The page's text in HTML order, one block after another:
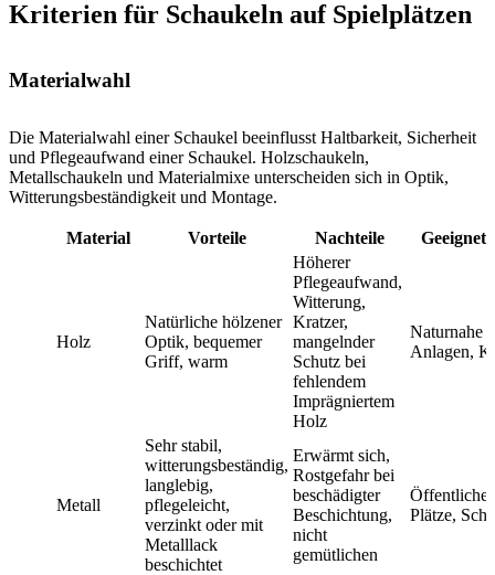
Kriterien für Schaukeln auf Spielplätzen
Materialwahl
Die Materialwahl einer Schaukel beeinflusst Haltbarkeit, Sicherheit
und Pflegeaufwand einer Schaukel. Holzschaukeln,
Metallschaukeln und Materialmixe unterscheiden sich in Optik,
Witterungsbeständigkeit und Montage.
Material Vorteile Nachteile Geeignet
Holz
Natürliche hölzener
Optik, bequemer
Griff, warm
Höherer
Pflegeaufwand,
Witterung,
Kratzer,
mangelnder
Schutz bei
fehlendem
Imprägniertem
Holz
Naturnahe
Anlagen,
Metall
Sehr stabil,
witterungsbeständig,
langlebig,
pflegeleicht,
verzinkt oder mit
Metalllack
beschichtet
Erwärmt sich,
Rostgefahr bei
beschädigter
Beschichtung,
nicht
gemütlichen
Öffentliche
Plätze,